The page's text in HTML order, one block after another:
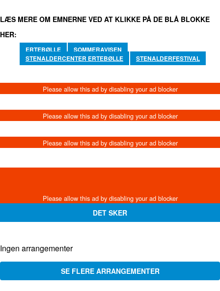
LÆS MERE OM EMNERNE VED AT KLIKKE PÅ DE BLÅ BLOKKE
HER:
ERTEBØLLE
SOMMERAVISEN
STENALDERCENTER ERTEBØLLE
STENALDERFESTIVAL
DET SKER
Ingen arrangementer
SE FLERE ARRANGEMENTER